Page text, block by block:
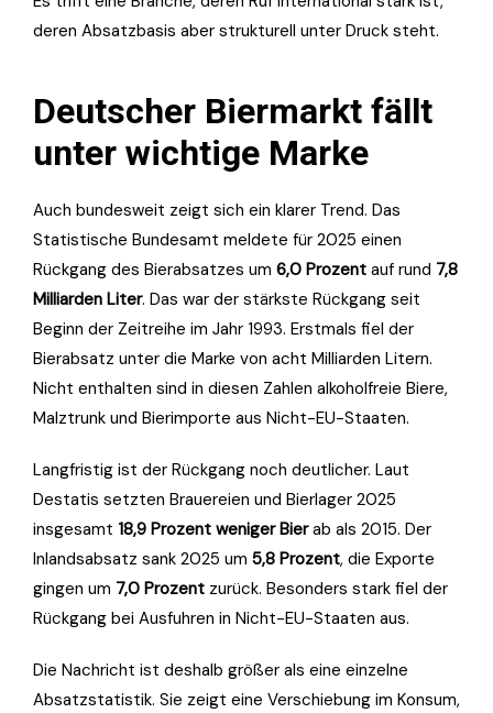
deren Absatzbasis aber strukturell unter Druck steht.
Deutscher Biermarkt fällt
unter wichtige Marke
Auch bundesweit zeigt sich ein klarer Trend. Das
Statistische Bundesamt meldete für 2025 einen
Rückgang des Bierabsatzes um 6,0 Prozent auf rund 7,8
Milliarden Liter. Das war der stärkste Rückgang seit
Beginn der Zeitreihe im Jahr 1993. Erstmals fiel der
Bierabsatz unter die Marke von acht Milliarden Litern.
Nicht enthalten sind in diesen Zahlen alkoholfreie Biere,
Malztrunk und Bierimporte aus Nicht-EU-Staaten.
Langfristig ist der Rückgang noch deutlicher. Laut
Destatis setzten Brauereien und Bierlager 2025
insgesamt 18,9 Prozent weniger Bierab als 2015. Der
Inlandsabsatz sank 2025 um 5,8 Prozent, die Exporte
gingen um 7,0 Prozent zurück. Besonders stark fiel der
Rückgang bei Ausfuhren in Nicht-EU-Staaten aus.
Die Nachricht ist deshalb größer als eine einzelne
Absatzstatistik. Sie zeigt eine Verschiebung im Konsum,